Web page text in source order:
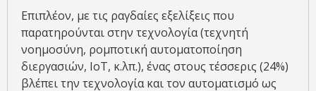
Επιπλέον, με τις ραγδαίες εξελίξεις που
παρατηρούνται στην τεχνολογία (τεχνητή
νοημοσύνη, ρομποτική αυτοματοποίηση
διεργασιών, IoT, κ.λπ.), ένας στους τέσσερις (24%)
βλέπει την τεχνολογία και τον αυτοματισμό ως